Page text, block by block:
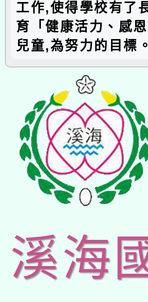
工作,使得學校有了
育「健康活力、感
兒童,為努力的目標。
溪海